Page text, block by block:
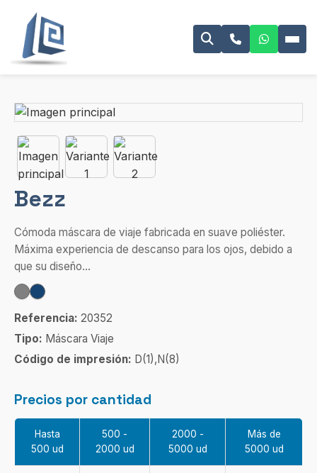
Bezz
Cómoda máscara de viaje fabricada en suave poliéster.
Máxima experiencia de descanso para los ojos, debido a
que su diseño...
Referencia: 20352
Tipo: Máscara Viaje
Código de impresión: D(1),N(8)
Precios por cantidad
Hasta
500 ud
500 -
2000 ud
2000 -
5000 ud
Más de
5000 ud